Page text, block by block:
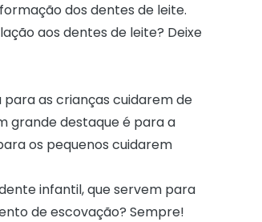
dos dentes de leite.
aos dentes de leite? Deixe
para as crianças cuidarem de
grande destaque é para a
os pequenos cuidarem
infantil, que servem para
de escovação? Sempre!